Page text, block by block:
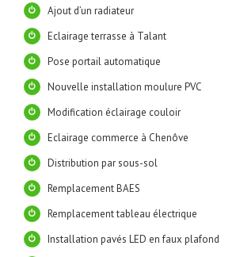
Ajout d’un radiateur
Eclairage terrasse à Talant
Pose portail automatique
Nouvelle installation moulure PVC
Modification éclairage couloir
Eclairage commerce à Chenôve
Distribution par sous-sol
Remplacement BAES
Remplacement tableau électrique
Installation pavés LED en faux plafond